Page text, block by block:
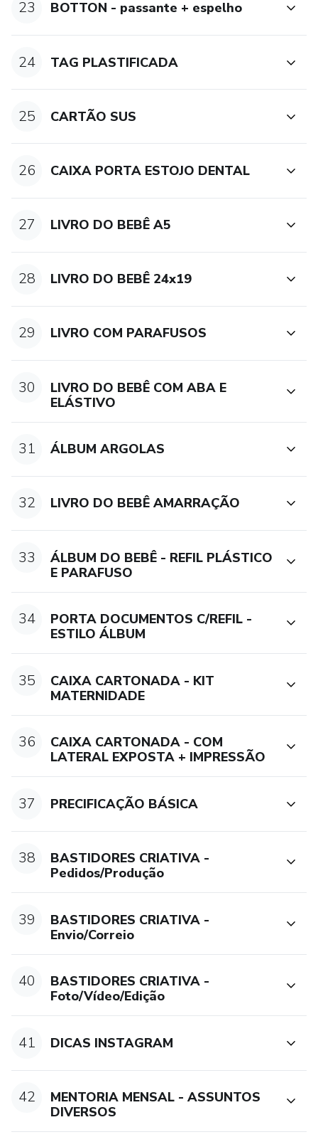
23 BOTTON - passante + espelho
24 TAG PLASTIFICADA
25 CARTÃO SUS
26 CAIXA PORTA ESTOJO DENTAL
27 LIVRO DO BEBÊ A5
28 LIVRO DO BEBÊ 24x19
29 LIVRO COM PARAFUSOS
30
LIVRO DO BEBÊ COM ABA E
ELÁSTIVO
31 ÁLBUM ARGOLAS
32 LIVRO DO BEBÊ AMARRAÇÃO
33
ÁLBUM DO BEBÊ - REFIL PLÁSTICO
E PARAFUSO
34
PORTA DOCUMENTOS C/REFIL -
ESTILO ÁLBUM
35
CAIXA CARTONADA - KIT
MATERNIDADE
36
CAIXA CARTONADA - COM
LATERAL EXPOSTA + IMPRESSÃO
37 PRECIFICAÇÃO BÁSICA
38
BASTIDORES CRIATIVA -
Pedidos/Produção
39
BASTIDORES CRIATIVA -
Envio/Correio
40
BASTIDORES CRIATIVA -
Foto/Vídeo/Edição
41 DICAS INSTAGRAM
42
MENTORIA MENSAL - ASSUNTOS
DIVERSOS